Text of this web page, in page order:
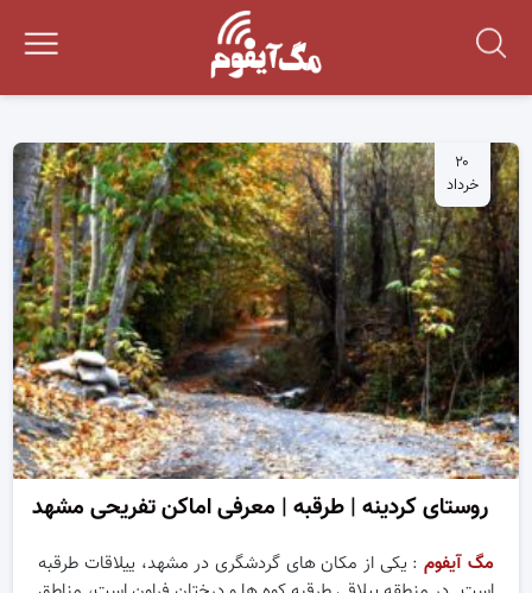
۲۰
خرداد
روستای کردینه | طرقبه | معرفی اماکن تفریحی مشهد
مگ آیفوم : یکی از مکان های گردشگری در مشهد، ییلاقات طرقبه